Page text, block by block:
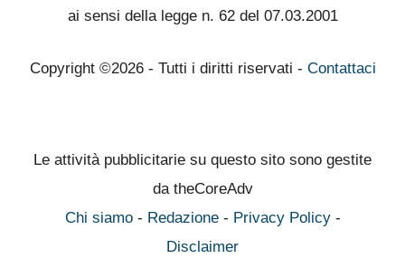
ai sensi della legge n. 62 del 07.03.2001
Copyright ©2026 - Tutti i diritti riservati - Contattaci
Le attività pubblicitarie su questo sito sono gestite
da theCoreAdv
Chi siamo- Redazione- Privacy Policy-
Disclaimer